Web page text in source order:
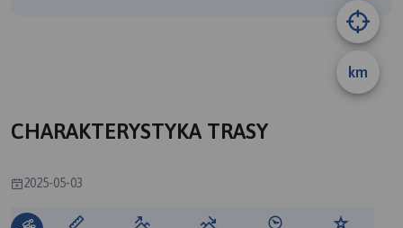
km
CHARAKTERYSTYKA TRASY
2025-05-03